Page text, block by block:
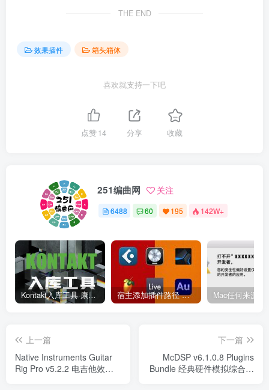
THE END
效果插件 箱头箱体
喜欢就支持一下吧
点赞14 分享 收藏
251编曲网 关注
6488 60 195 142W+
Kontakt入库工具 康泰克入库教程 宿主添加插件路径 插件路径设置 VSTPlugins路径
上一篇
Native Instruments Guitar
Rig Pro v5.2.2 电吉他效果
下一篇
McDSP v6.1.0.8 Plugins
Bundle 经典硬件模拟综合效